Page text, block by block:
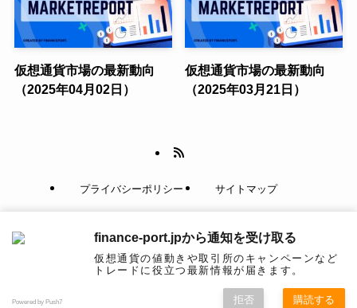
仮想通貨市場の最新動向
（2025年04月02日）
仮想通貨市場の最新動向
（2025年03月21日）
プライバシーポリシー サイトマップ
ファイナンスポート｜108クレジットアソシエイツ運営
finance-port.jpから通知を受け取る
仮想通貨の値動きや取引所のキャンペーンなど
トレードに役立つ最新情報が届きます。
Powered by Push7 拒否 購読する